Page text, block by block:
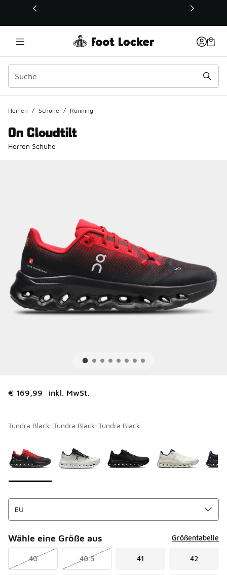
Dieser Link öffnet sich in einem neuen Fenster
Herren / Schuhe / Running
On Cloudtilt
Herren Schuhe
€ 169,99 inkl. MwSt.
Tundra Black-Tundra Black-Tundra Black
Wähle eine Größe aus Größentabelle
40 40.5 41 42